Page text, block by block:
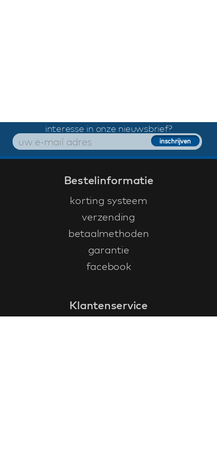
interesse in onze nieuwsbrief?
Bestelinformatie
korting systeem
verzending
betaalmethoden
garantie
facebook
Klantenservice